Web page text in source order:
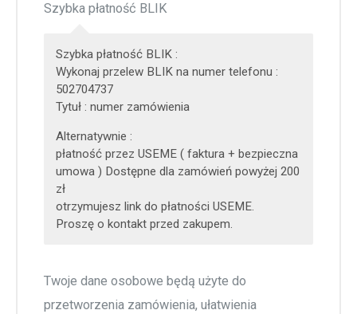
Szybka płatność BLIK
Szybka płatność BLIK :
Wykonaj przelew BLIK na numer telefonu :
502704737
Tytuł : numer zamówienia
Alternatywnie :
płatność przez USEME ( faktura + bezpieczna
umowa ) Dostępne dla zamówień powyżej 200
zł
otrzymujesz link do płatności USEME.
Proszę o kontakt przed zakupem.
Twoje dane osobowe będą użyte do
przetworzenia zamówienia, ułatwienia